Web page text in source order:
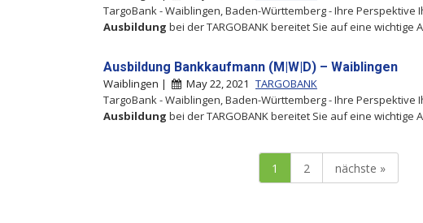
TargoBank - Waiblingen, Baden-Württemberg - Ihre Perspektive
Ausbildung bei der TARGOBANK bereitet Sie auf eine wichtige
Ausbildung Bankkaufmann (M|W|D) – Waiblingen
Waiblingen | May 22, 2021 TARGOBANK
TargoBank - Waiblingen, Baden-Württemberg - Ihre Perspektive
Ausbildung bei der TARGOBANK bereitet Sie auf eine wichtige
1 2 nächste »